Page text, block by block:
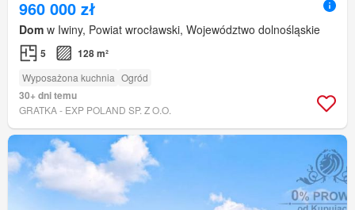
960 000 zł
Dom w Iwiny, Powiat wrocławski, Województwo dolnośląskie
5 128 m²
Wyposażona kuchnia Ogród
30+ dni temu
GRATKA - EXP POLAND SP. Z O.O.